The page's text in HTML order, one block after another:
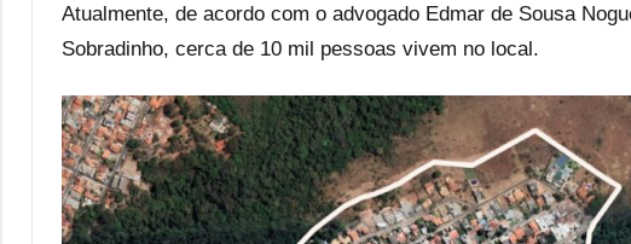
Atualmente, de acordo com o advogado Edmar de Sousa
Sobradinho, cerca de 10 mil pessoas vivem no local.